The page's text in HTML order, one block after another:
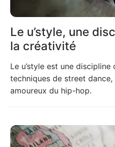
Le u’style, une
la créativité
Le u’style est une
techniques de street
amoureux du hip-hop.